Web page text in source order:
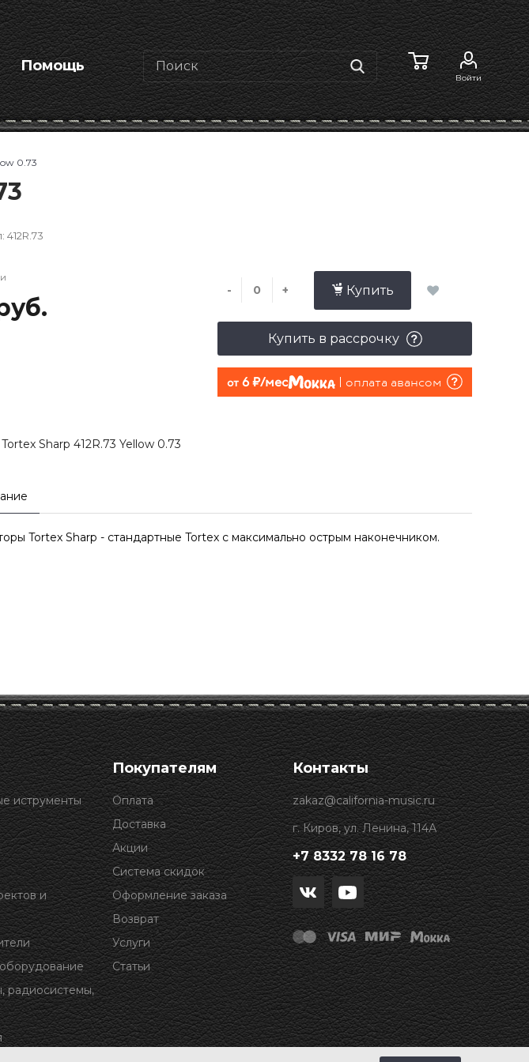
Помощь
Войти
0.73
412R.73
- + Купить
Купить в рассрочку
от 6 руб./мес оплата авансом
Sharp 412R.73 Yellow 0.73
Tortex Sharp - стандартные Tortex с максимально острым наконечником.
иструменты
и
радиосистемы,
Покупателям
Оплата
Доставка
Акции
Система скидок
Оформление заказа
Возврат
Услуги
Статьи
Контакты
zakaz@california-music.ru
г. Киров, ул. Ленина, 114А
+7 8332 78 16 78